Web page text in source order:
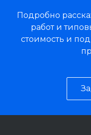
Подробно
работ и
стоимость и